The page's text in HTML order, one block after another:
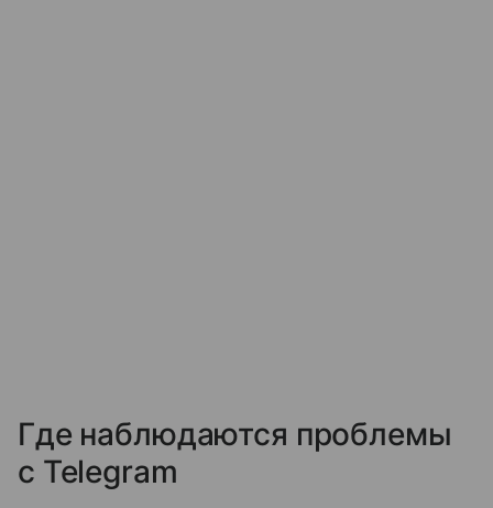
Где наблюдаются проблемы
с Telegram